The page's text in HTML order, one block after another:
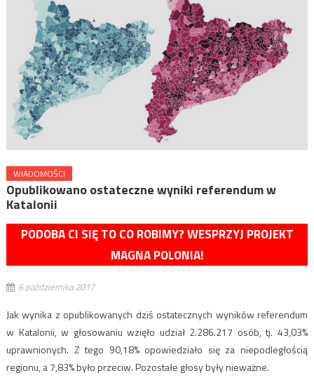
WIADOMOŚCI
Opublikowano ostateczne wyniki referendum w
Katalonii
PODOBA CI SIĘ TO CO ROBIMY? WESPRZYJ PROJEKT
MAGNA POLONIA!
6 października 2017
Jak wynika z opublikowanych dziś ostatecznych wyników referendum
w Katalonii, w głosowaniu wzięło udział 2.286.217 osób, tj. 43,03%
uprawnionych. Z tego 90,18% opowiedziało się za niepodległością
regionu, a 7,83% było przeciw. Pozostałe głosy były nieważne.